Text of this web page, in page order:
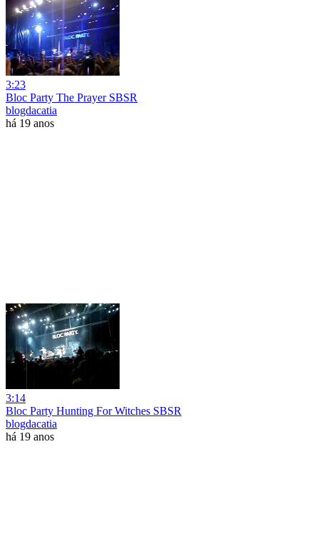
3:23
Bloc Party The Prayer SBSR
blogdacatia
há 19 anos
3:14
Bloc Party Hunting For Witches SBSR
blogdacatia
há 19 anos